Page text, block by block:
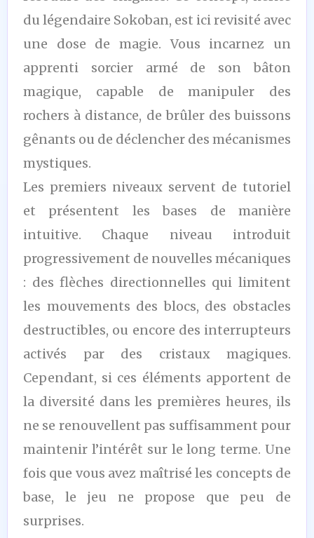
du légendaire Sokoban, est ici revisité avec
une dose de magie. Vous incarnez un
apprenti sorcier armé de son bâton
magique, capable de manipuler des
rochers à distance, de brûler des buissons
gênants ou de déclencher des mécanismes
mystiques.
Les premiers niveaux servent de tutoriel
et présentent les bases de manière
intuitive. Chaque niveau introduit
progressivement de nouvelles mécaniques
: des flèches directionnelles qui limitent
les mouvements des blocs, des obstacles
destructibles, ou encore des interrupteurs
activés par des cristaux magiques.
Cependant, si ces éléments apportent de
la diversité dans les premières heures, ils
ne se renouvellent pas suffisamment pour
maintenir l’intérêt sur le long terme. Une
fois que vous avez maîtrisé les concepts de
base, le jeu ne propose que peu de
surprises.